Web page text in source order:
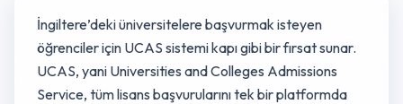
İngiltere’deki üniversitelere başvurmak isteyen
öğrenciler için UCAS sistemi kapı gibi bir fırsat sunar.
UCAS, yani Universities and Colleges Admissions
Service, tüm lisans başvurularını tek bir platformda